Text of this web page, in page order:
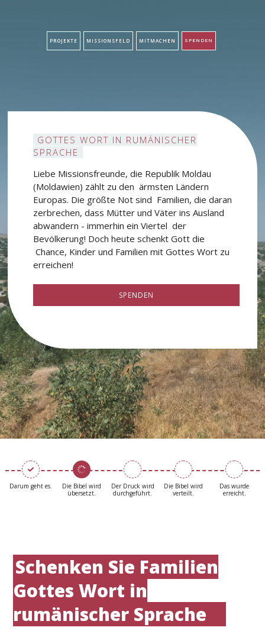
PROJEKTE MISSIONSFELD MITMACHEN SPENDEN
GOTTES WORT IN RUMÄNISCHER
SPRACHE
Liebe Missionsfreunde, die Republik Moldau
(Moldawien) zählt zu den ärmsten Ländern
Europas. Die größte Not sind Familien, die daran
zerbrechen, dass Mütter und Väter ins Ausland
abwandern - immerhin ein Viertel der
Bevölkerung! Doch heute schenkt Gott die
Chance, Kinder und Familien mit Gottes Wort zu
erreichen!
SPENDEN
Darum geht es.
Die Bibel wird
übersetzt.
Der Druck wird
durchgeführt.
Die Bibel wird
verteilt.
Das wurde
erreicht.
Schenken Sie Familien
Gottes Wort in
rumänischer Sprache